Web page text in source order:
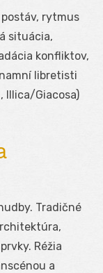
rytmus
situácia,
konfliktov,
libretisti
Illica/Giacosa)
Tradičné
Réžia
a